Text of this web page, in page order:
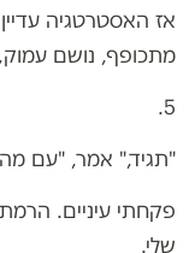
אז האסטרטגיה
מתכופף, נושם
5.
"תגיד," אמר, "עם
פקחתי עיניים.
שלי.